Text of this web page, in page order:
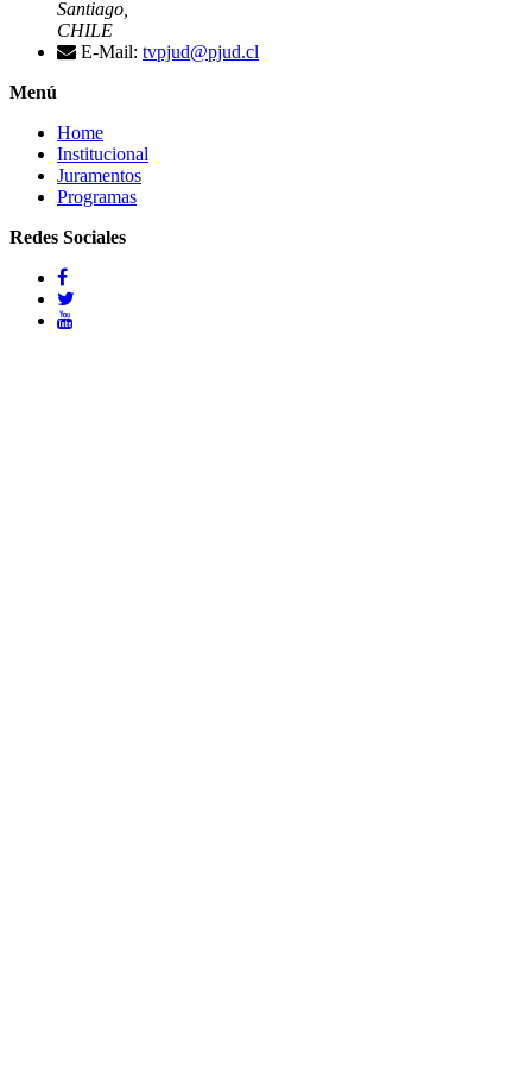
Santiago,
CHILE
E-Mail: tvpjud@pjud.cl
Menú
Home
Institucional
Juramentos
Programas
Redes Sociales